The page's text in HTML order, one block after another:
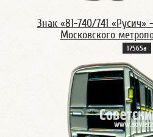
Знак «81-740/741 «Русич»
Московского
17565а